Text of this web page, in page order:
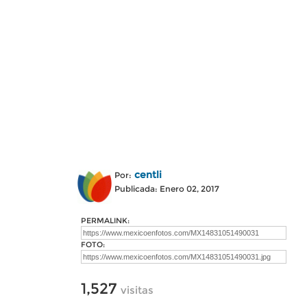
Por: centli
Publicada: Enero 02, 2017
PERMALINK:
FOTO:
1,527 visitas